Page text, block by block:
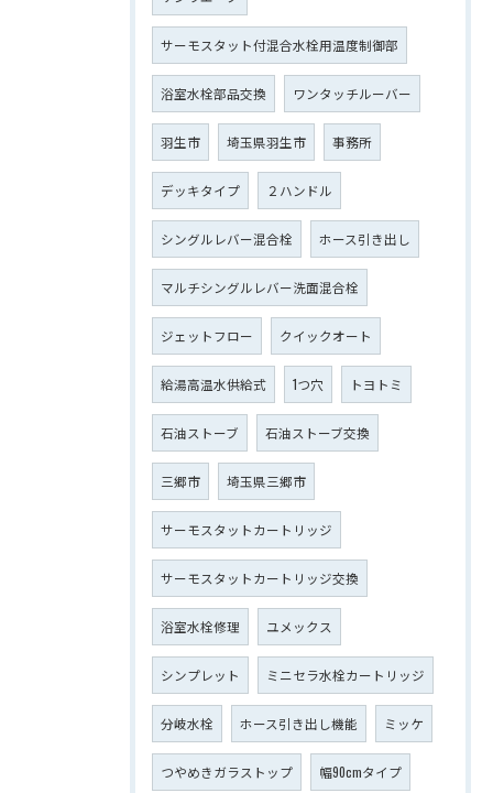
サーモスタット付混合水栓用温度制御部
浴室水栓部品交換 ワンタッチルーバー
羽生市 埼玉県羽生市 事務所
デッキタイプ ２ハンドル
シングルレバー混合栓 ホース引き出し
マルチシングルレバー洗面混合栓
ジェットフロー クイックオート
給湯高温水供給式 1つ穴 トヨトミ
石油ストーブ 石油ストーブ交換
三郷市 埼玉県三郷市
サーモスタットカートリッジ
サーモスタットカートリッジ交換
浴室水栓修理 ユメックス
シンプレット ミニセラ水栓カートリッジ
分岐水栓 ホース引き出し機能 ミッケ
つやめきガラストップ 幅90cmタイプ